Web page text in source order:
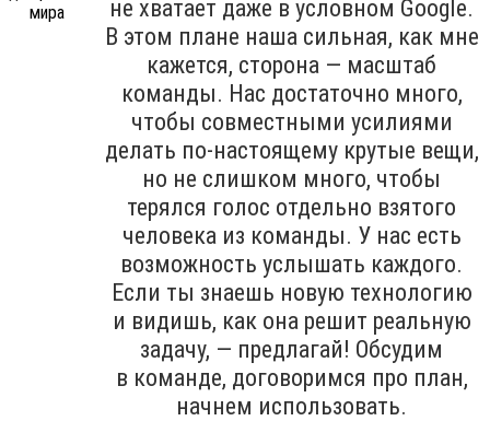
не хватает даже в условном Google.
В этом плане наша сильная, как мне
кажется, сторона — масштаб
команды. Нас достаточно много,
чтобы совместными усилиями
делать по-настоящему крутые вещи,
но не слишком много, чтобы
терялся голос отдельно взятого
человека из команды. У нас есть
возможность услышать каждого.
Если ты знаешь новую технологию
и видишь, как она решит реальную
задачу, — предлагай! Обсудим
в команде, договоримся про план,
начнем использовать.